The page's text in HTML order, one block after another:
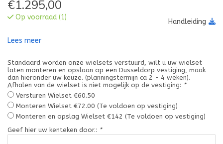
€1.295,00
Op voorraad (1)
Handleiding
Lees meer
Standaard worden onze wielsets verstuurd, wilt u uw wielset
laten monteren en opslaan op een Dusseldorp vestiging, maak
dan hieronder uw keuze. (planningstermijn ca 2 - 4 weken).
Afhalen van de wielset is niet mogelijk op de vestiging: *
Versturen Wielset €60.50
Monteren Wielset €72.00 (Te voldoen op vestiging)
Monteren en opslag Wielset €142 (Te voldoen op vestiging)
Geef hier uw kenteken door.: *